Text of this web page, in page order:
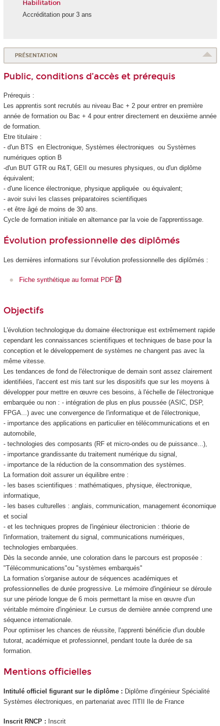
Habilitation
Accréditation pour 3 ans
PRÉSENTATION
Public, conditions d’accès et prérequis
Prérequis :
Les apprentis sont recrutés au niveau Bac + 2 pour entrer en première
année de formation ou Bac + 4 pour entrer directement en deuxième année
de formation.
Etre titulaire :
- d'un BTS en Electronique, Systèmes électroniques ou Systèmes
numériques option B
-d'un BUT GTR ou R&T, GEII ou mesures physiques, ou d'un diplôme
équivalent;
- d'une licence électronique, physique appliquée ou équivalent;
- avoir suivi les classes préparatoires scientifiques
- et être âgé de moins de 30 ans.
Cycle de formation initiale en alternancepar la voie de l'apprentissage.
Évolution professionnelle des diplômés
Les dernières informations sur l’évolution professionnelle des diplômés :
Fiche synthétique au format PDF
Objectifs
L'évolution technologique du domaine électronique est extrêmement rapide
cependant les connaissances scientifiques et techniques de base pour la
conception et le développement de systèmes ne changent pas avec la
même vitesse.
Les tendances de fond de l'électronique de demain sont assez clairement
identifiées, l'accent est mis tant sur les dispositifs que sur les moyens à
développer pour mettre en œuvre ces besoins, à l'échelle de l'électronique
embarquée ou non : - intégration de plus en plus poussée (ASIC, DSP,
FPGA...) avec une convergence de l'informatique et de l'électronique,
- importance des applications en particulier en télécommunications et en
automobile,
- technologies des composants (RF et micro-ondes ou de puissance...),
- importance grandissante du traitement numérique du signal,
- importance de la réduction de la consommation des systèmes.
La formation doit assurer un équilibre entre :
- les bases scientifiques : mathématiques, physique, électronique,
informatique,
- les bases culturelles : anglais, communication, management économique
et social
- et les techniques propres de l'ingénieur électronicien : théorie de
l'information, traitement du signal, communications numériques,
technologies embarquées.
Dès la seconde année, une coloration dans le parcours est proposée :
"Télécommunications"ou "systèmes embarqués"
La formation s'organise autour de séquences académiques et
professionnelles de durée progressive. Le mémoire d'ingénieur se déroule
sur une période longue de 6 mois permettant la mise en œuvre d'un
véritable mémoire d'ingénieur. Le cursus de dernière année comprend une
séquence internationale.
Pour optimiser les chances de réussite, l'apprenti bénéficie d'un double
tutorat, académique et professionnel, pendant toute la durée de sa
formation.
Mentions officielles
Intitulé officiel figurant sur le diplôme : Diplôme d'ingénieur Spécialité
Systèmes électroniques, en partenariat avec l'ITII Ile de France
Inscrit RNCP: Inscrit